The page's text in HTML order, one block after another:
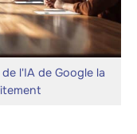
l'IA de Google la